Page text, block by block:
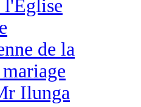
l'Eglise
de la
Ilunga